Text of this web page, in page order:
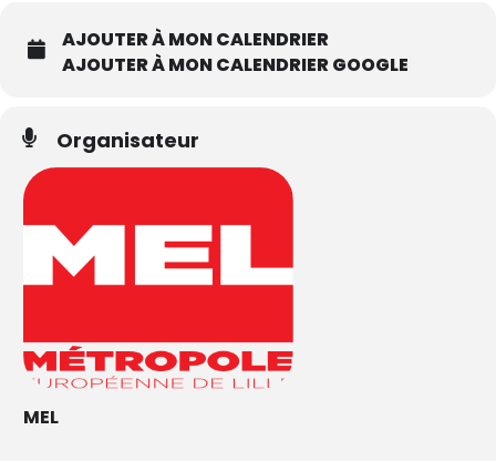
AJOUTER À MON CALENDRIER
AJOUTER À MON CALENDRIER GOOGLE
Organisateur
MEL